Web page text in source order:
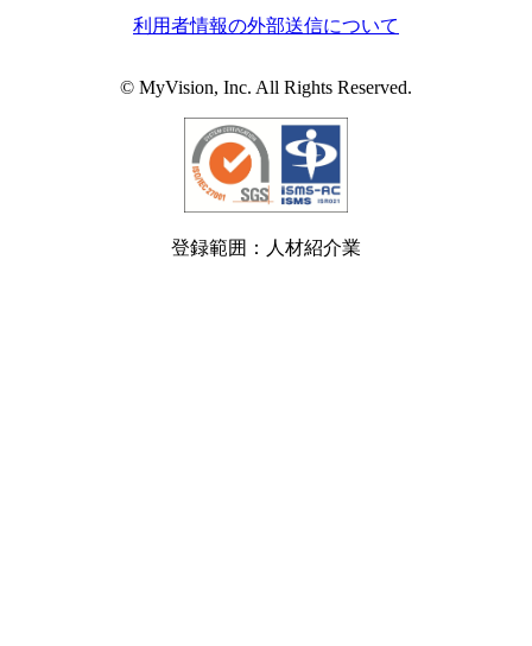
利用者情報の外部送信について
© MyVision, Inc. All Rights Reserved.
登録範囲：人材紹介業